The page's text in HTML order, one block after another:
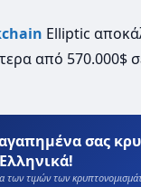
Elliptic
από 570.000$
σας
των τιμών των